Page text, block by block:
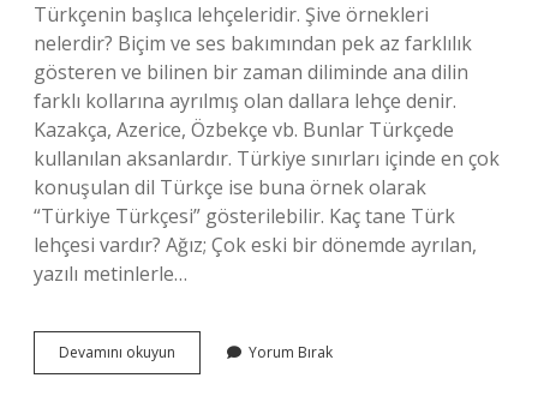
Türkçenin başlıca lehçeleridir. Şive örnekleri
nelerdir? Biçim ve ses bakımından pek az farklılık
gösteren ve bilinen bir zaman diliminde ana dilin
farklı kollarına ayrılmış olan dallara lehçe denir.
Kazakça, Azerice, Özbekçe vb. Bunlar Türkçede
kullanılan aksanlardır. Türkiye sınırları içinde en çok
konuşulan dil Türkçe ise buna örnek olarak
“Türkiye Türkçesi” gösterilebilir. Kaç tane Türk
lehçesi vardır? Ağız; Çok eski bir dönemde ayrılan,
yazılı metinlerle…
Devamını okuyun
Siveleri
Yorum Bırak